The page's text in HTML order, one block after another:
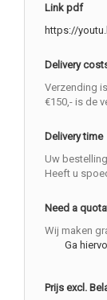
Link pdf
https://
Delivery
Verzending
€150,- is de
Delivery time
Uw
Heeft u
Need a
Wij maken
Ga
Prijs excl.